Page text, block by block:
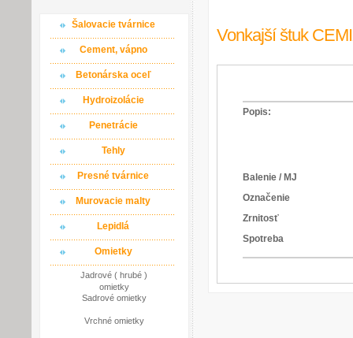
Šalovacie tvárnice
Cement, vápno
Betonárska oceľ
Hydroizolácie
Penetrácie
Tehly
Presné tvárnice
Murovacie malty
Lepidlá
Omietky
Jadrové ( hrubé )
omietky
Sadrové omietky
Vrchné omietky
Vonkajší štuk
Popis:
Balenie / MJ
Označenie
Zrnitosť
Spotreba